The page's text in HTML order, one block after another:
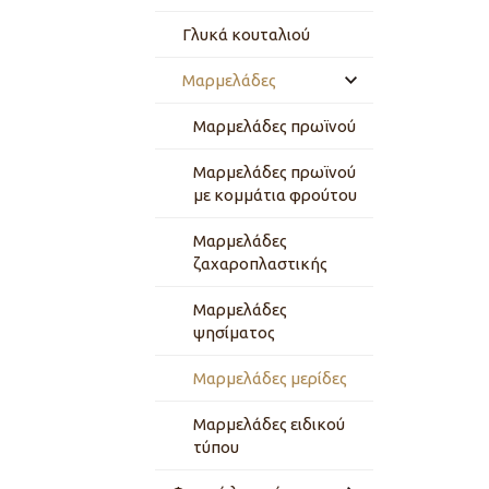
πλαστικά Αλιπράντη
Γλυκά κουταλιού
Μαρμελάδες
Μαρμελάδες πρωϊνού
Μαρμελάδες πρωϊνού
με κομμάτια φρούτου
Μαρμελάδες
ζαχαροπλαστικής
Μαρμελάδες
ψησίματος
Μαρμελάδες μερίδες
Μαρμελάδες ειδικού
τύπου